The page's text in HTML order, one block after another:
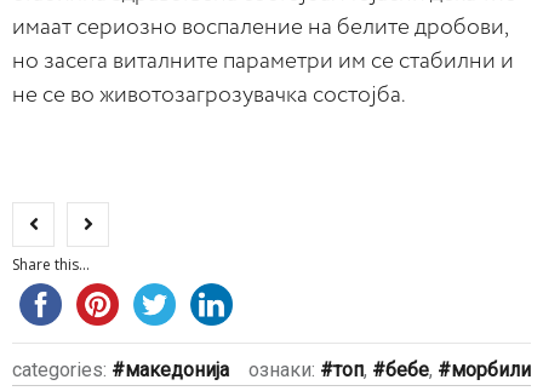
имаат сериозно воспаление на белите дробови,
но засега виталните параметри им се стабилни и
не се во животозагрозувачка состојба.
Share this...
categories: македонија ознаки: топ, бебе, морбили